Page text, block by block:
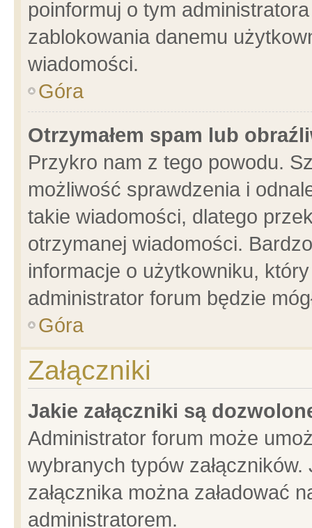
poinformuj o tym
zablokowania danemu
wiadomości.
Góra
Otrzymałem spam lub
Przykro nam z tego powodu.
możliwość sprawdzenia i
takie wiadomości, dlatego
otrzymanej wiadomości.
informacje o użytkowniku,
administrator forum będzie
Góra
Załączniki
Jakie załączniki są
Administrator forum może
wybranych typów
załącznika można załadować
administratorem.